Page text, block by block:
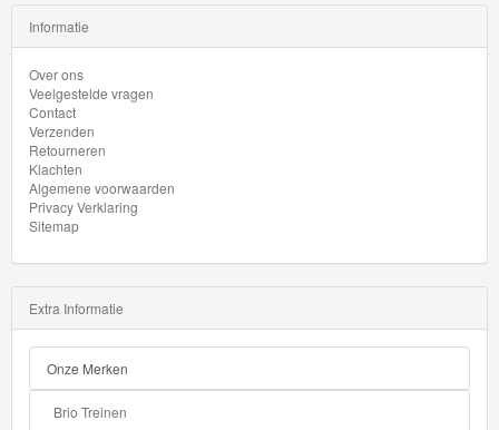
Thomas
Trackmaster
motorized
Thomas
Trackmaster
Push
Along
Thomas
de
trein
hout
Informatie
Over ons
Veelgestelde vragen
Contact
Verzenden
Retourneren
Klachten
Algemene voorwaarden
Privacy Verklaring
Sitemap
Extra Informatie
Onze Merken
Brio Treinen